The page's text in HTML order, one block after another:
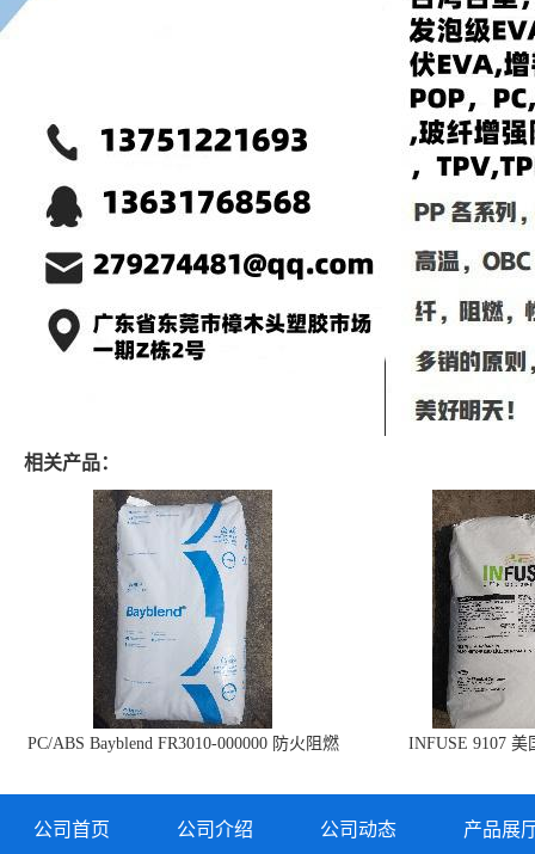
相关产品：
PC/ABS Bayblend FR3010-000000 防火阻燃
INFUSE 9107 美
公司首页 公司介绍 公司动态 产品展